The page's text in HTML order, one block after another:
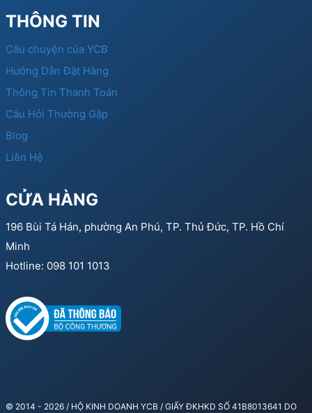
THÔNG TIN
Câu chuyện của YCB
Hướng Dẫn Đặt Hàng
Thông Tin Thanh Toán
Câu Hỏi Thường Gặp
Blog
Liên Hệ
CỬA HÀNG
196 Bùi Tá Hán, phường An Phú, TP. Thủ Đức, TP. Hồ Chí
Minh
Hotline: 098 101 1013
© 2014 - 2026 / HỘ KINH DOANH YCB / GIẤY ĐKHKD SỐ 41B8013641 DO